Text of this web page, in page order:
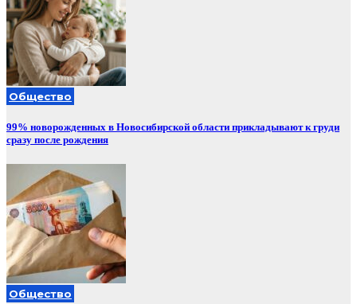
Общество
99% новорожденных в Новосибирской области прикладывают к груди
сразу после рождения
Общество